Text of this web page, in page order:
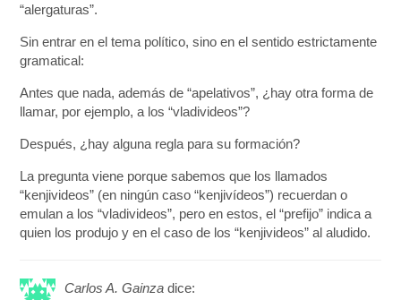
“alergaturas”.
Sin entrar en el tema político, sino en el sentido estrictamente
gramatical:
Antes que nada, además de “apelativos”, ¿hay otra forma de
llamar, por ejemplo, a los “vladivideos”?
Después, ¿hay alguna regla para su formación?
La pregunta viene porque sabemos que los llamados
“kenjivideos” (en ningún caso “kenjivídeos”) recuerdan o
emulan a los “vladivideos”, pero en estos, el “prefijo” indica a
quien los produjo y en el caso de los “kenjivideos” al aludido.
Carlos A. Gainza dice: